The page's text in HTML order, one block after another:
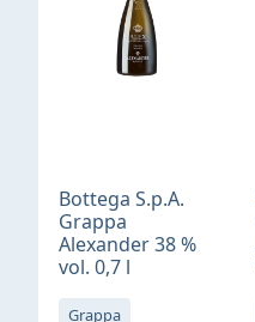
Bottega S.p.A.
Grappa
Alexander 38 %
vol. 0,7 l
Grappa